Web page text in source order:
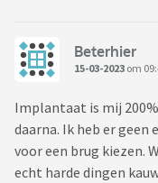
Beterhier
15-03-2023 om
Implantaat is mij
daarna. Ik heb er
voor een brug kiezen.
echt harde dingen